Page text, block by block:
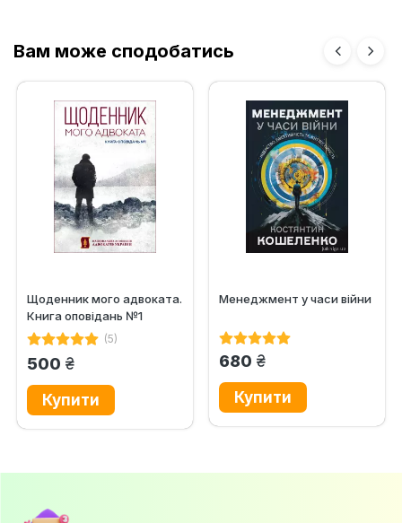
Вам може сподобатись
Щоденник мого адвоката.
Книга оповідань №1
(5)
500 грн.
Менеджмент у часи війни
680 грн.